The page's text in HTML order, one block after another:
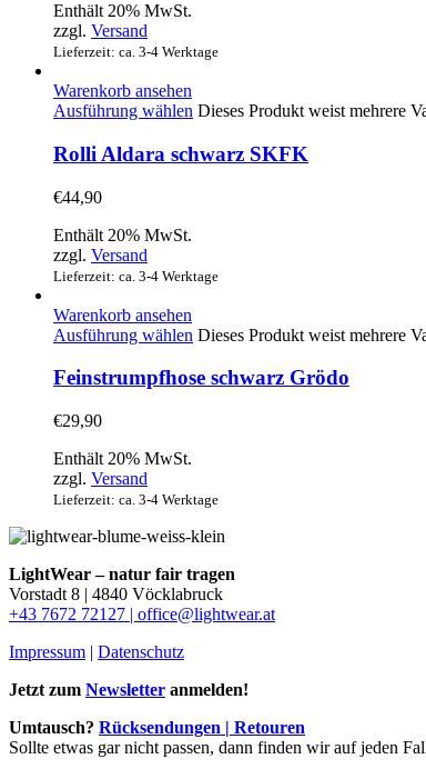
Enthält 20% MwSt.
zzgl. Versand
Lieferzeit: ca. 3-4 Werktage
Warenkorb ansehen
Ausführung wählen Dieses Produkt weist mehrere
Rolli Aldara schwarz SKFK
€44,90
Enthält 20% MwSt.
zzgl. Versand
Lieferzeit: ca. 3-4 Werktage
Warenkorb ansehen
Ausführung wählen Dieses Produkt weist mehrere
Feinstrumpfhose schwarz Grödo
€29,90
Enthält 20% MwSt.
zzgl. Versand
Lieferzeit: ca. 3-4 Werktage
LightWear – natur fair tragen
Vorstadt 8 | 4840 Vöcklabruck
+43 7672 72127 | office@lightwear.at
Impressum | Datenschutz
Jetzt zum Newsletter anmelden!
Umtausch? Rücksendungen | Retouren
Sollte etwas gar nicht passen, dann finden wir auf jeden